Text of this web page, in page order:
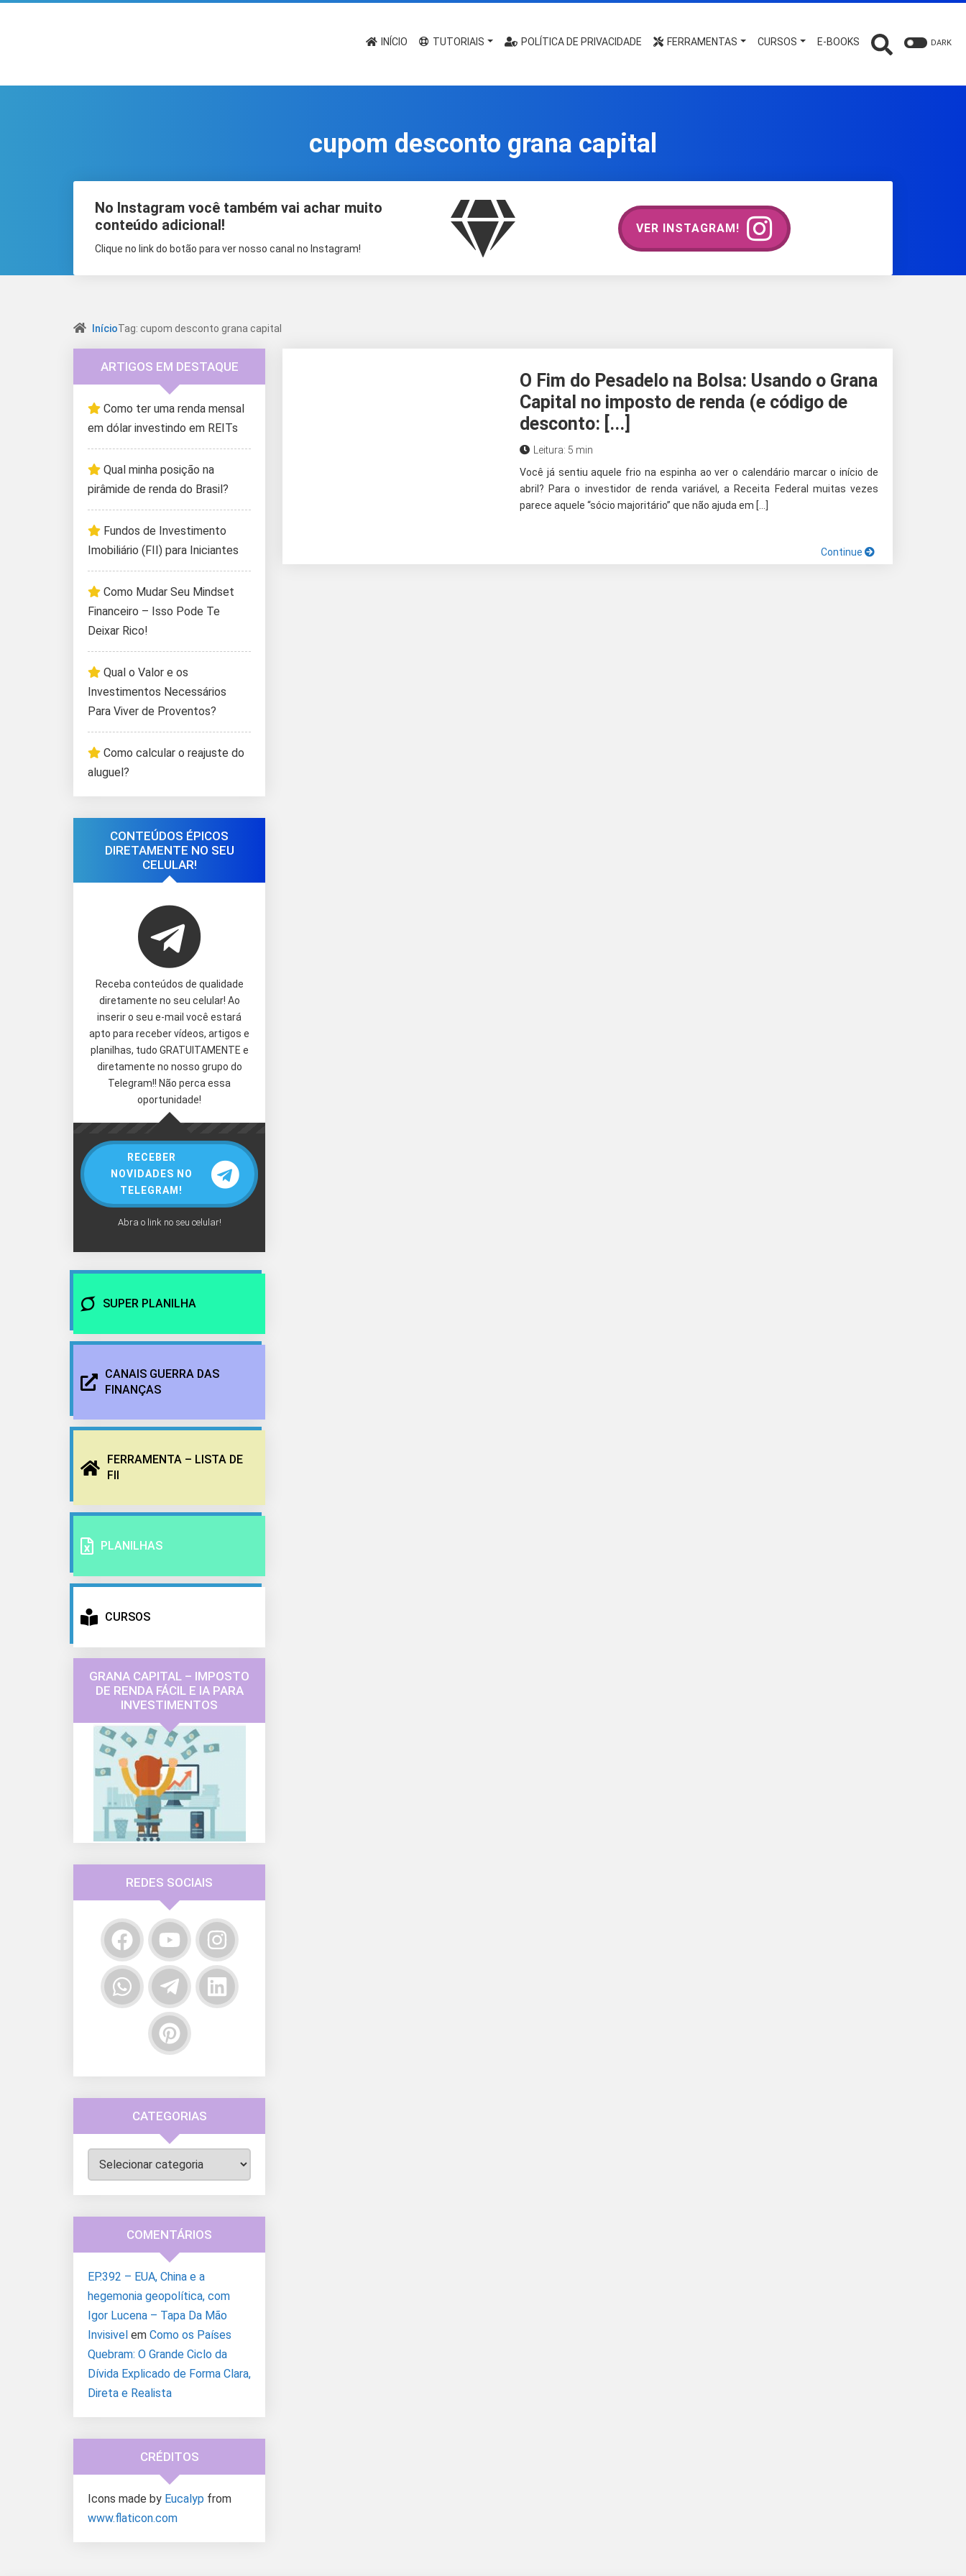
INÍCIO TUTORIAIS POLÍTICA DE PRIVACIDADE FERRAMENTAS CURSOS E-BOOKS DARK
cupom desconto grana capital
No Instagram você também vai achar muito
conteúdo adicional!
Clique no link do botão para ver nosso canal no Instagram!
VER INSTAGRAM!
InícioTag: cupom desconto grana capital
O Fim do Pesadelo na Bolsa: Usando o Grana
Capital no imposto de renda (e código de
desconto: [...]
Leitura: 5 min
Você já sentiu aquele frio na espinha ao ver o calendário marcar o início de
abril? Para o investidor de renda variável, a Receita Federal muitas vezes
parece aquele “sócio majoritário” que não ajuda em […]
Continue
ARTIGOS EM DESTAQUE
Como ter uma renda mensal
em dólar investindo em REITs
Qual minha posição na
pirâmide de renda do Brasil?
Fundos de Investimento
Imobiliário (FII) para Iniciantes
Como Mudar Seu Mindset
Financeiro – Isso Pode Te
Deixar Rico!
Qual o Valor e os
Investimentos Necessários
Para Viver de Proventos?
Como calcular o reajuste do
aluguel?
CONTEÚDOS ÉPICOS
DIRETAMENTE NO SEU
CELULAR!
Receba conteúdos de qualidade
diretamente no seu celular! Ao
inserir o seu e-mail você estará
apto para receber vídeos, artigos e
planilhas, tudo GRATUITAMENTE e
diretamente no nosso grupo do
Telegram!! Não perca essa
oportunidade!
RECEBER
NOVIDADES NO
TELEGRAM!
Abra o link no seu celular!
SUPER PLANILHA
CANAIS GUERRA DAS
FINANÇAS
FERRAMENTA – LISTA DE
FII
PLANILHAS
CURSOS
GRANA CAPITAL – IMPOSTO
DE RENDA FÁCIL E IA PARA
INVESTIMENTOS
REDES SOCIAIS
CATEGORIAS
Categorias
COMENTÁRIOS
EP.392 – EUA, China e a
hegemonia geopolítica, com
Igor Lucena – Tapa Da Mão
Invisivel em Como os Países
Quebram: O Grande Ciclo da
Dívida Explicado de Forma Clara,
Direta e Realista
CRÉDITOS
Icons made by Eucalyp from
www.flaticon.com